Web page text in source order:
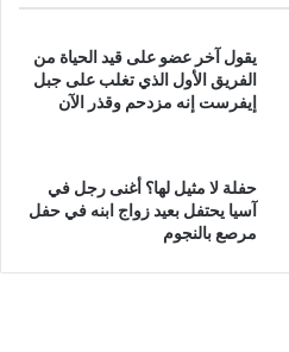
يقول آخر عضو على قيد الحياة من
الفريق الأول الذي تغلب على جبل
إيفرست إنه مزدحم وقذر الآن
حفلة لا مثيل لها؟ أغنى رجل في
آسيا يحتفل بعيد زواج ابنه في حفل
مرصع بالنجوم